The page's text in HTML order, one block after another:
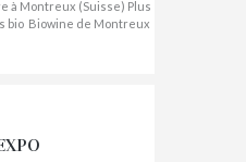
à Montreux (Suisse) Plus
bio Biowine de Montreux